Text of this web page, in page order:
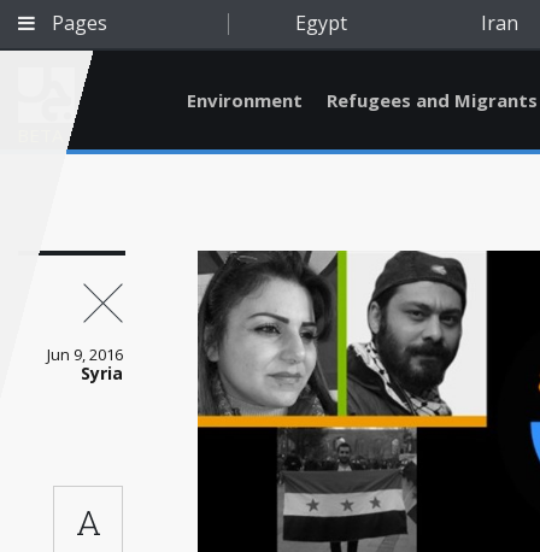
Pages Egypt Iran
Environment Refugees and Migrants
Jun 9, 2016
Syria
A